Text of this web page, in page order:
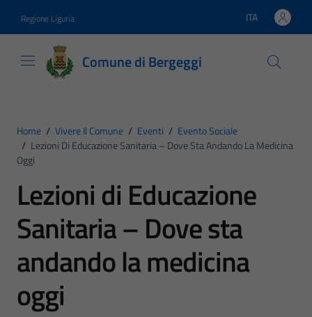
Regione Liguria Lingua attiva:
ITA
Comune di Bergeggi
Home / Vivere Il Comune / Eventi / Evento Sociale
/ Lezioni Di Educazione Sanitaria – Dove Sta Andando La Medicina
Oggi
Lezioni di Educazione
Sanitaria – Dove sta
andando la medicina
oggi